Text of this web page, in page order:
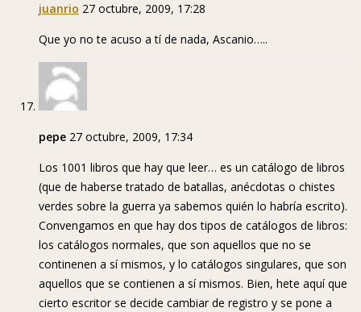
juanrio 27 octubre, 2009, 17:28
Que yo no te acuso a tí de nada, Ascanio…..
pepe 27 octubre, 2009, 17:34
Los 1001 libros que hay que leer… es un catálogo de libros
(que de haberse tratado de batallas, anécdotas o chistes
verdes sobre la guerra ya sabemos quién lo habría escrito).
Convengamos en que hay dos tipos de catálogos de libros:
los catálogos normales, que son aquellos que no se
continenen a sí mismos, y lo catálogos singulares, que son
aquellos que se contienen a sí mismos. Bien, hete aquí que
cierto escritor se decide cambiar de registro y se pone a